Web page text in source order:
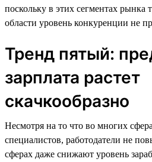
поскольку в этих сегментах рынка
области уровень конкуренции не
Тренд пятый:
зарплата растет
скачкообразно
Несмотря на то что во многих
специалистов, работодатели не
сферах даже снижают уровень